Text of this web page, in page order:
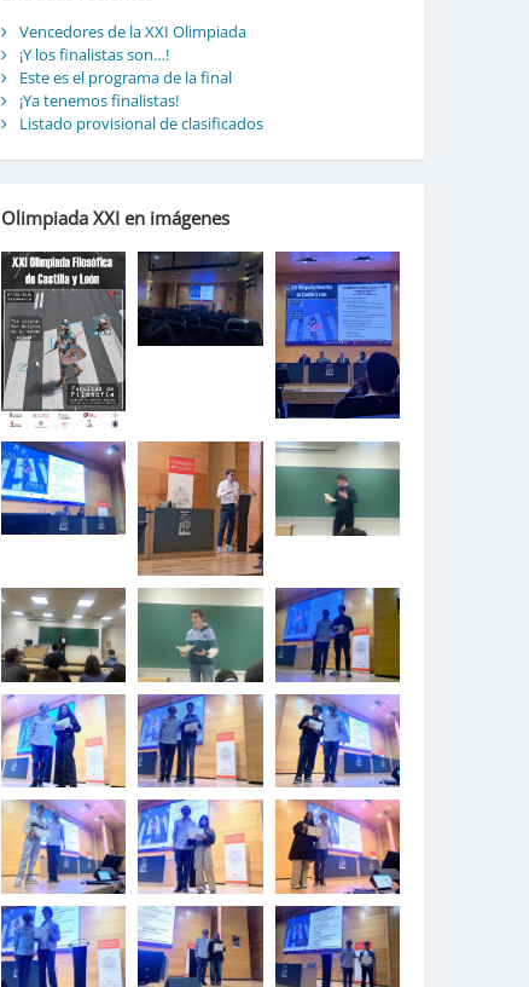
Vencedores de la XXI Olimpiada
¡Y los finalistas son…!
Este es el programa de la final
¡Ya tenemos finalistas!
Listado provisional de clasificados
Olimpiada XXI en imágenes